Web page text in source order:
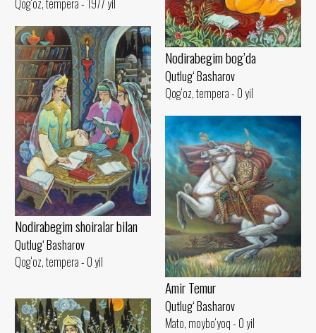
Qog‘oz, tempera - 1977 yil
Nodirabegim bog’da
Qutlug‘ Basharov
Qog‘oz, tempera - 0 yil
Nodirabegim shoiralar bilan
Qutlug‘ Basharov
Qog‘oz, tempera - 0 yil
Amir Temur
Qutlug‘ Basharov
Mato, moybo‘yoq - 0 yil